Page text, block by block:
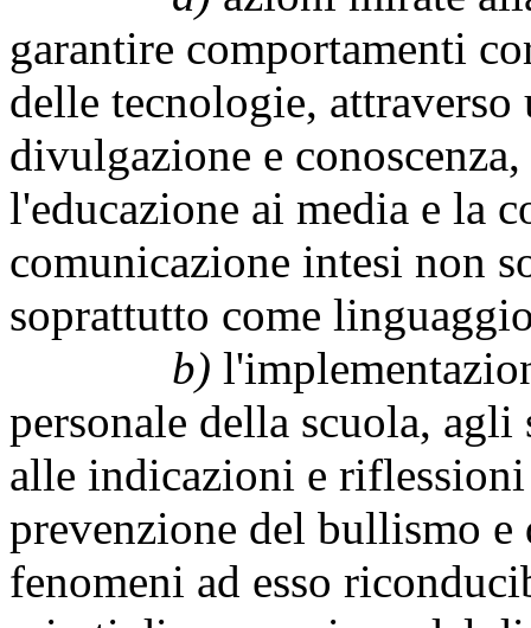
garantire comportamenti
delle tecnologie,
divulgazione e
l'educazione ai media e la
comunicazione intesi non
soprattutto come
b)
personale della scuola,
alle indicazioni e riflessioni
prevenzione del bullismo
fenomeni ad esso